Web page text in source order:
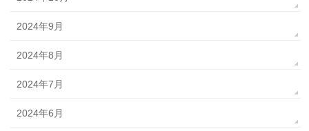
2024年9月
2024年8月
2024年7月
2024年6月